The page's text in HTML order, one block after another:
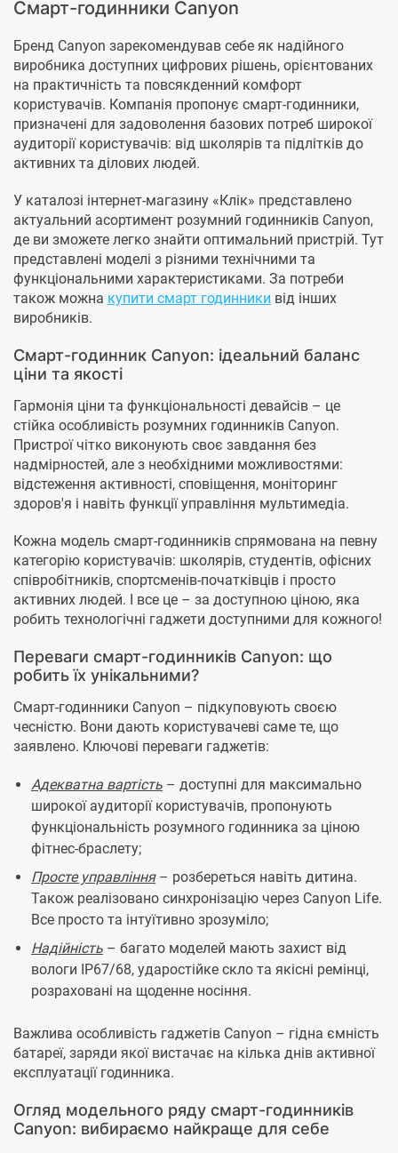
Смарт-годинники Canyon
Бренд Canyon зарекомендував себе як надійного
виробника доступних цифрових рішень, орієнтованих
на практичність та повсякденний комфорт
користувачів. Компанія пропонує смарт-годинники,
призначені для задоволення базових потреб широкої
аудиторії користувачів: від школярів та підлітків до
активних та ділових людей.
У каталозі інтернет-магазину «Клік» представлено
актуальний асортимент розумний годинників Canyon,
де ви зможете легко знайти оптимальний пристрій. Тут
представлені моделі з різними технічними та
функціональними характеристиками. За потреби
також можна купити смарт годинники від інших
виробників.
Смарт-годинник Canyon: ідеальний баланс
ціни та якості
Гармонія ціни та функціональності девайсів – це
стійка особливість розумних годинників Canyon.
Пристрої чітко виконують своє завдання без
надмірностей, але з необхідними можливостями:
відстеження активності, сповіщення, моніторинг
здоров'я і навіть функції управління мультимедіа.
Кожна модель смарт-годинників спрямована на певну
категорію користувачів: школярів, студентів, офісних
співробітників, спортсменів-початківців і просто
активних людей. І все це – за доступною ціною, яка
робить технологічні гаджети доступними для кожного!
Переваги смарт-годинників Canyon: що
робить їх унікальними?
Смарт-годинники Canyon – підкуповують своєю
чесністю. Вони дають користувачеві саме те, що
заявлено. Ключові переваги гаджетів:
Адекватна вартість – доступні для максимально
широкої аудиторії користувачів, пропонують
функціональність розумного годинника за ціною
фітнес-браслету;
Просте управління– розбереться навіть дитина.
Також реалізовано синхронізацію через Canyon Life.
Все просто та інтуїтивно зрозуміло;
Надійність – багато моделей мають захист від
вологи IP67/68, ударостійке скло та якісні ремінці,
розраховані на щоденне носіння.
Важлива особливість гаджетів Canyon – гідна ємність
батареї, заряди якої вистачає на кілька днів активної
експлуатації годинника.
Огляд модельного ряду смарт-годинників
Canyon: вибираємо найкраще для себе